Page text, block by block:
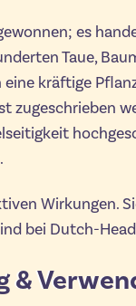
es
Taue,
kräftige
zugeschrieben
Wirkungen.
bei Dutch-
&